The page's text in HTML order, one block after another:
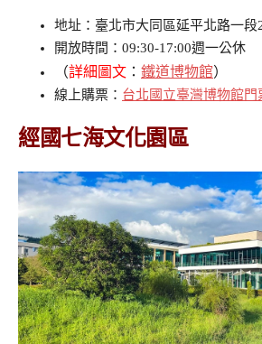
地址：臺北市大同區延平北路一段
開放時間：09:30-17:00週一公休
（詳細圖文 ： 鐵道博物館）
線上購票： 台北國立臺灣博物館門
經國七海文化園區